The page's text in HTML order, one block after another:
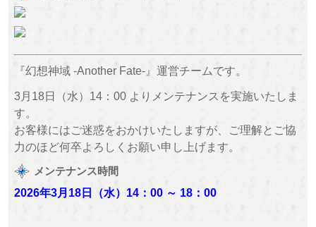
『幻想神域 -Another Fate-』運営チームです。
3月18日（水）14：00 よりメンテナンスを実施いたしま
す。
お客様にはご迷惑をおかけいたしますが、ご理解とご協
力のほど何卒よろしくお願い申し上げます。
メンテナンス時間
2026年3月18日（水） 14：00 ～ 18：00